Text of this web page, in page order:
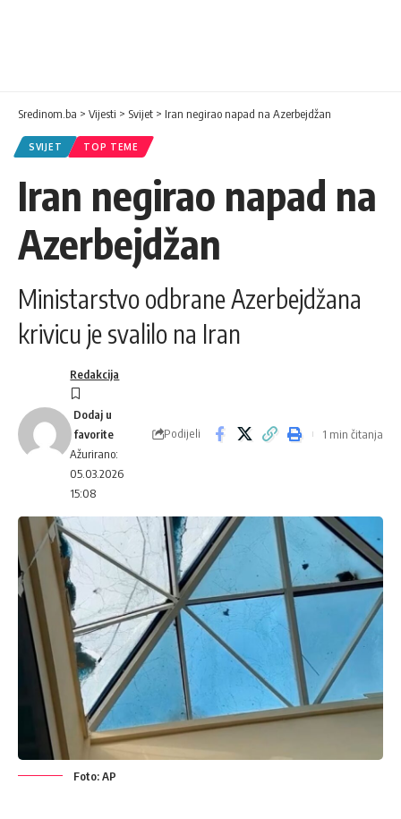
Sredinom.ba > Vijesti > Svijet > Iran negirao napad na Azerbejdžan
SVIJET TOP TEME
Iran negirao napad na
Azerbejdžan
Ministarstvo odbrane Azerbejdžana
krivicu je svalilo na Iran
Ažurirano:
05.03.2026
15:08
Redakcija
Podijeli 1 min čitanja
Foto: AP